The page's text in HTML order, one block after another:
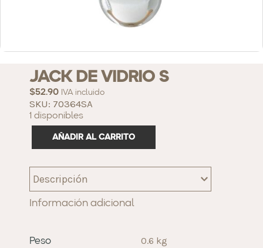
JACK DE VIDRIO S
$52.90 IVA incluido
SKU: 70364SA
1 disponibles
AÑADIR AL CARRITO
Descripción
Información adicional
Peso 0.6 kg